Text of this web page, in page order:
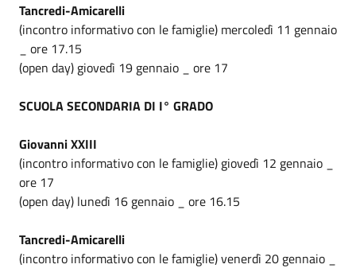
Tancredi-Amicarelli
(incontro informativo con le famiglie) mercoledì 11 gennaio
_ ore 17.15
(open day) giovedì 19 gennaio _ ore 17
SCUOLA SECONDARIA DI I° GRADO
Giovanni XXIII
(incontro informativo con le famiglie) giovedì 12 gennaio _
ore 17
(open day) lunedì 16 gennaio _ ore 16.15
Tancredi-Amicarelli
(incontro informativo con le famiglie) venerdì 20 gennaio _